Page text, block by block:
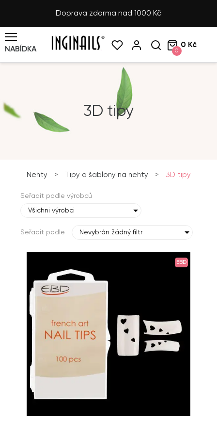
Doprava zdarma nad 1000 Kč
NABÍDKA 0
0 Kč
3D tipy
Nehty > Tipy a šablony na nehty > 3D tipy
Seřadit podle výrobců
Všichni výrobci
Seřadit podle Nevybrán žádný filtr
EBD